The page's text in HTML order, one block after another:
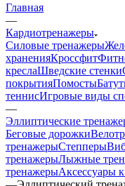
Главная
—
Кардиотренажеры
Силовые тренажеры
храненияКроссфит
креслаШведские стенки
покрытияПомосты
теннисИгровые виды
—
Эллиптические
Беговые дорожки
тренажерыСтепперы
тренажерыЛыжные
тренажерыАксессуары